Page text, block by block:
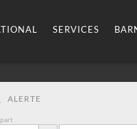
SERVICES
ALERTE